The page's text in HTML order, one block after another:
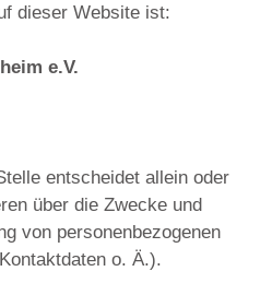
dieser Website ist:
e.V.
entscheidet allein oder
über die Zwecke und
von personenbezogenen
o. Ä.).